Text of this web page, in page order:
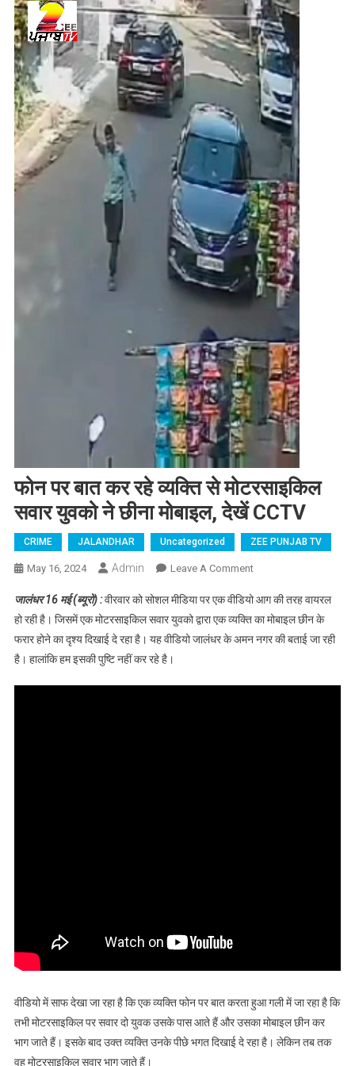
फोन पर बात कर रहे व्यक्ति से मोटरसाइकिल
सवार युवको ने छीना मोबाइल, देखें CCTV
CRIME JALANDHAR Uncategorized ZEE PUNJAB TV
May 16, 2024 Admin Leave A CommentOn फोन पर बात कर रहे
सवार युवको ने छीना
मोबाइल, देखें CCTV
जालंधर 16 मई (ब्यूरो) :वीरवार को सोशल मीडिया पर एक वीडियो आग की तरह वायरल
हो रही है। जिसमें एक मोटरसाइकिल सवार युवको द्वारा एक व्यक्ति का मोबाइल छीन के
फरार होने का दृश्य दिखाई दे रहा है। यह वीडियो जालंधर के अमन नगर की बताई जा रही
है। हालांकि हम इसकी पुष्टि नहीं कर रहे है।
वीडियो में साफ देखा जा रहा है कि एक व्यक्ति फोन पर बात करता हुआ गली में जा रहा है कि
तभी मोटरसाइकिल पर सवार दो युवक उसके पास आते हैं और उसका मोबाइल छीन कर
भाग जाते हैं। इसके बाद उक्त व्यक्ति उनके पीछे भगत दिखाई दे रहा है। लेकिन तब तक
वह मोटरसाइकिल सवार भाग जाते हैं।